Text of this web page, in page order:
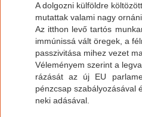
A dolgozni külföldre
mutattak valami nagy
Az itthon levő tartós
immúnissá vált öregek, a
passzivitása mihez vezet
Véleményem szerint a
rázását az új EU
pénzcsap szabályozásával
neki adásával.